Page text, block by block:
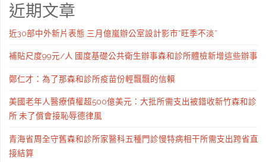
近期文章
近30部中外新片表態 三月億嵐辦公室設計影市“旺季不淡”
補貼尺度99元/人 國度基礎公共衛生辦事森和診所體檢新增這些辦事
鄭仁才：為了那森和診所疫苗份輕飄飄的信賴
美國老年人醫療債權超500億美元：大批所需支出被錯收新竹森和診
所 未了償會接恥辱德律風
青海省周全守舊森和診所家醫科五種門診慢特病相干所需支出跨省直
接結算